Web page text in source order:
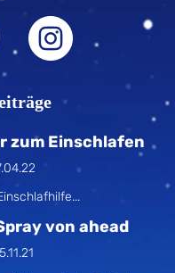
zum Einschlafen
von ahead